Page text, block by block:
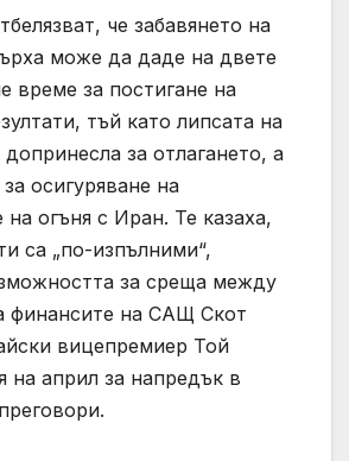
че забавянето на
може да даде на двете
време за постигане на
тъй като липсата на
за отлагането, а
осигуряване на
на огъня с Иран. Те казаха,
са „по-изпълними“,
за среща между
финансите на САЩ Скот
вицепремиер Той
на април за напредък в